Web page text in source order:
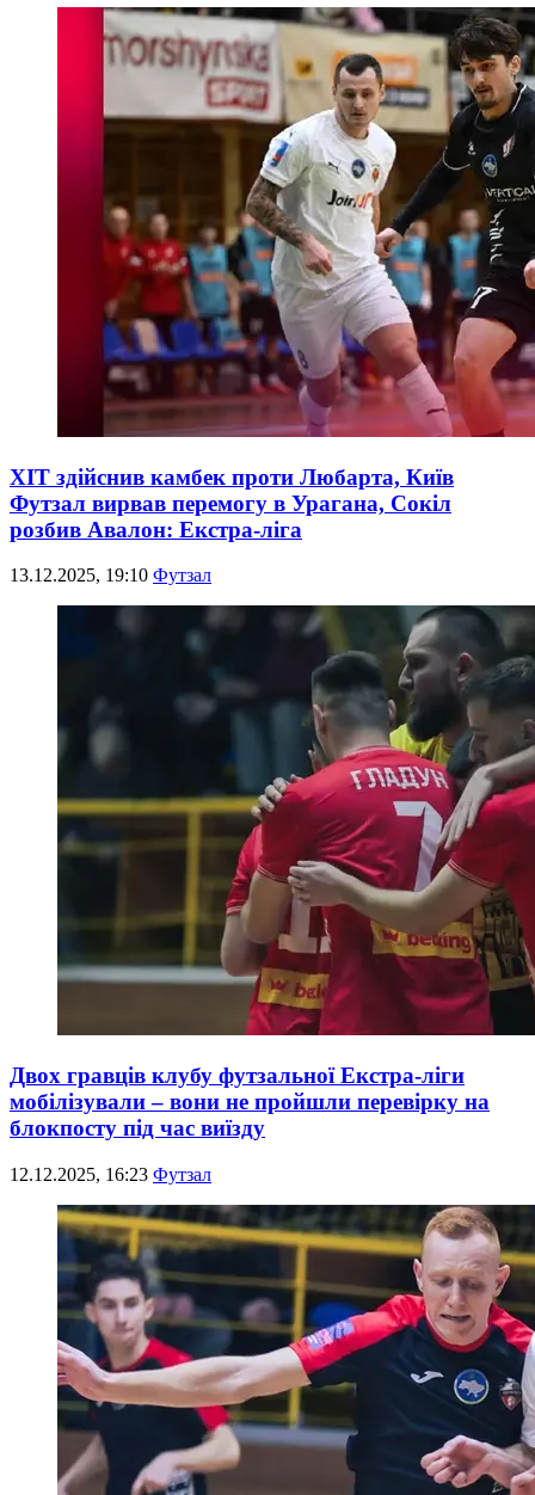
ХІТ здійснив камбек проти Любарта, Київ
Футзал вирвав перемогу в Урагана, Сокіл
розбив Авалон: Екстра-ліга
13.12.2025, 19:10 Футзал
Двох гравців клубу футзальної Екстра-ліги
мобілізували – вони не пройшли перевірку на
блокпосту під час виїзду
12.12.2025, 16:23 Футзал